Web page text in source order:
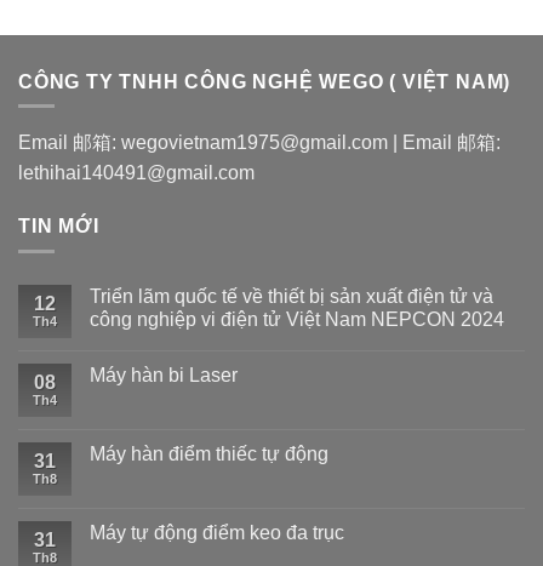
CÔNG TY TNHH CÔNG NGHỆ WEGO ( VIỆT NAM)
Email 邮箱: wegovietnam1975@gmail.com | Email 邮箱:
lethihai140491@gmail.com
TIN MỚI
12
Th4
Triển lãm quốc tế về thiết bị sản xuất điện tử và
công nghiệp vi điện tử Việt Nam NEPCON 2024
08
Th4
Máy hàn bi Laser
31
Th8
Máy hàn điểm thiếc tự động
31
Th8
Máy tự động điểm keo đa trục